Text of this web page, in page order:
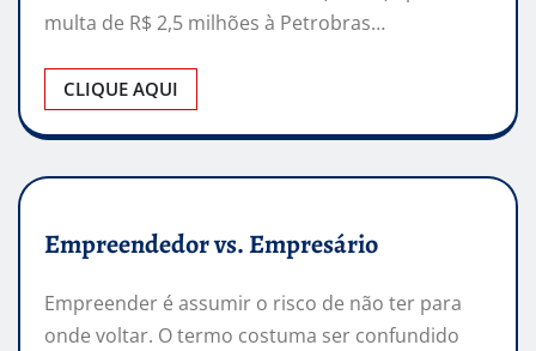
multa de R$ 2,5 milhões à Petrobras…
CLIQUE AQUI
Empreendedor vs. Empresário
Empreender é assumir o risco de não ter para
onde voltar. O termo costuma ser confundido